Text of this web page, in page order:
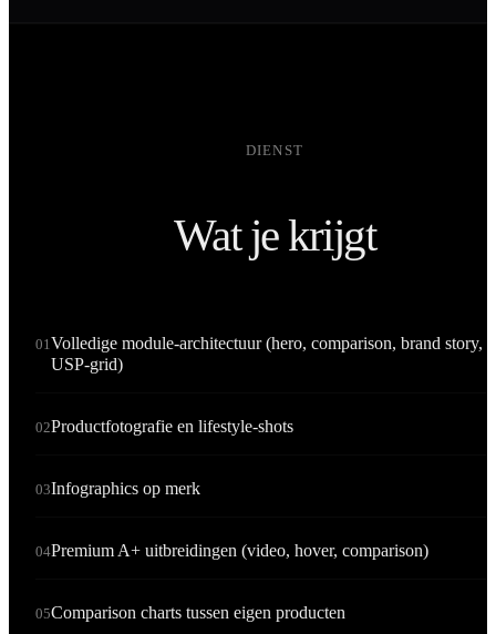
DIENST
Wat je krijgt
01 Volledige module-architectuur (hero, comparison, brand story,
USP-grid)
02Productfotografie en lifestyle-shots
03Infographics op merk
04Premium A+ uitbreidingen (video, hover, comparison)
05Comparison charts tussen eigen producten